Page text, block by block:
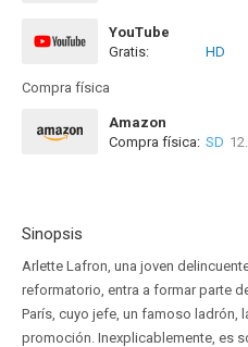
YouTube
Gratis:
HD
Compra física
Amazon
Compra física: SD
Sinopsis
Arlette Lafron, una joven
reformatorio, entra a formar parte
París, cuyo jefe, un famoso ladrón,
promoción. Inexplicablemente, es